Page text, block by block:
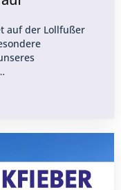
auf der Lollfußer